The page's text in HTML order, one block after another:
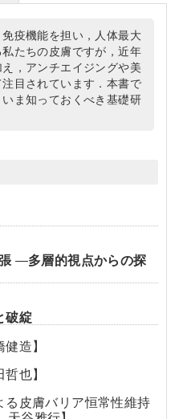
疫機能を担い，人体最大
たちの皮膚ですが，近年
，アンチエイジングや美
目されています．本書で
ま知っておくべき基礎研
―多層的視点からの探
破綻
造】
也】
皮膚バリア恒常性維持